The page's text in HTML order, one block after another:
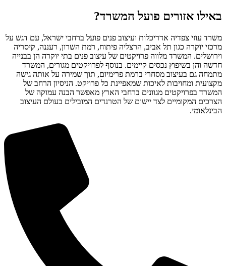
באילו אזורים פועל המשרד?
משרד עוזי צפדיה אדריכלות ועיצוב פנים פועל ברחבי ישראל, עם דגש על
מרכזי יוקרה כגון תל אביב, הרצליה פיתוח, רמת השרון, רעננה, קיסריה
וירושלים. המשרד מלווה פרויקטים של עיצוב פנים בתי יוקרה הן בבנייה
חדשה והן בשיפוץ נכסים קיימים. בנוסף לפרויקטים מגורים, המשרד
מתמחה גם בעיצוב מסחרי ברמת פרימיום, תוך שמירה על אותה גישה
מקצועית ומחויבות לאיכות שמאפיינת כל פרויקט. הניסיון הרחב של
המשרד בפרויקטים מגוונים ברחבי הארץ מאפשר הבנה עמוקה של
הצרכים המקומיים לצד יישום של הטרנדים המובילים בעולם העיצוב
הבינלאומי.